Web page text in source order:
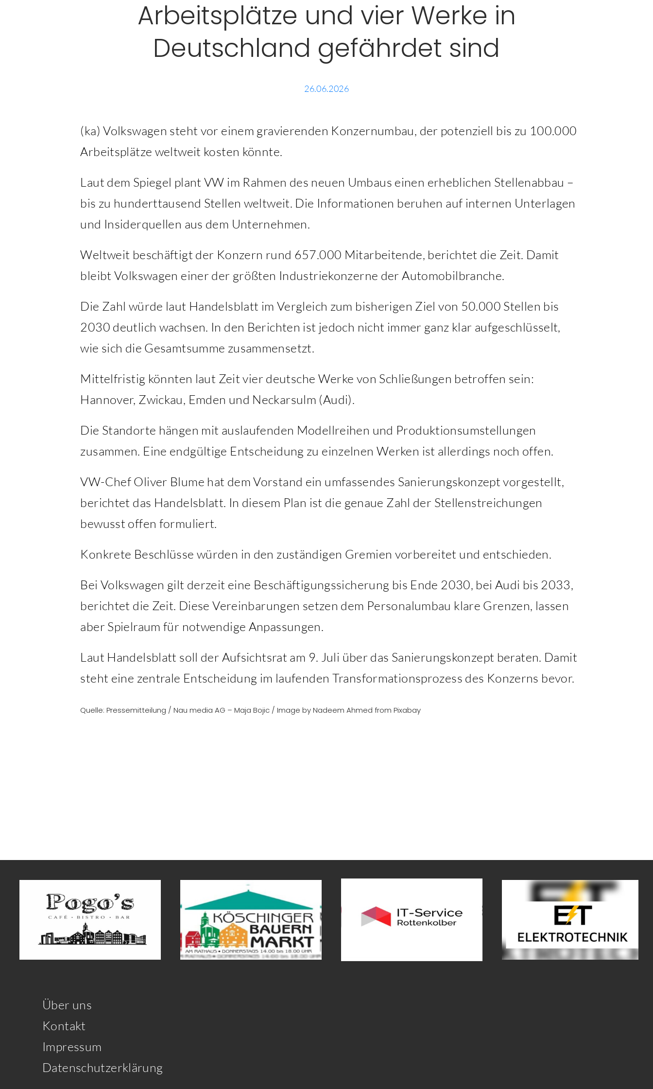
Arbeitsplätze und vier Werke in
Deutschland gefährdet sind
26.06.2026
(ka) Volkswagen steht vor einem gravierenden Konzernumbau, der potenziell bis zu 100.000
Arbeitsplätze weltweit kosten könnte.
Laut dem Spiegel plant VW im Rahmen des neuen Umbaus einen erheblichen Stellenabbau –
bis zu hunderttausend Stellen weltweit. Die Informationen beruhen auf internen Unterlagen
und Insiderquellen aus dem Unternehmen.
Weltweit beschäftigt der Konzern rund 657.000 Mitarbeitende, berichtet die Zeit. Damit
bleibt Volkswagen einer der größten Industriekonzerne der Automobilbranche.
Die Zahl würde laut Handelsblatt im Vergleich zum bisherigen Ziel von 50.000 Stellen bis
2030 deutlich wachsen. In den Berichten ist jedoch nicht immer ganz klar aufgeschlüsselt,
wie sich die Gesamtsumme zusammensetzt.
Mittelfristig könnten laut Zeit vier deutsche Werke von Schließungen betroffen sein:
Hannover, Zwickau, Emden und Neckarsulm (Audi).
Die Standorte hängen mit auslaufenden Modellreihen und Produktionsumstellungen
zusammen. Eine endgültige Entscheidung zu einzelnen Werken ist allerdings noch offen.
VW-Chef Oliver Blume hat dem Vorstand ein umfassendes Sanierungskonzept vorgestellt,
berichtet das Handelsblatt. In diesem Plan ist die genaue Zahl der Stellenstreichungen
bewusst offen formuliert.
Konkrete Beschlüsse würden in den zuständigen Gremien vorbereitet und entschieden.
Bei Volkswagen gilt derzeit eine Beschäftigungssicherung bis Ende 2030, bei Audi bis 2033,
berichtet die Zeit. Diese Vereinbarungen setzen dem Personalumbau klare Grenzen, lassen
aber Spielraum für notwendige Anpassungen.
Laut Handelsblatt soll der Aufsichtsrat am 9. Juli über das Sanierungskonzept beraten. Damit
steht eine zentrale Entscheidung im laufenden Transformationsprozess des Konzerns bevor.
Quelle: Pressemitteilung / Nau media AG – Maja Bojic / Image by Nadeem Ahmed from Pixabay
Über uns
Kontakt
Impressum
Datenschutzerklärung